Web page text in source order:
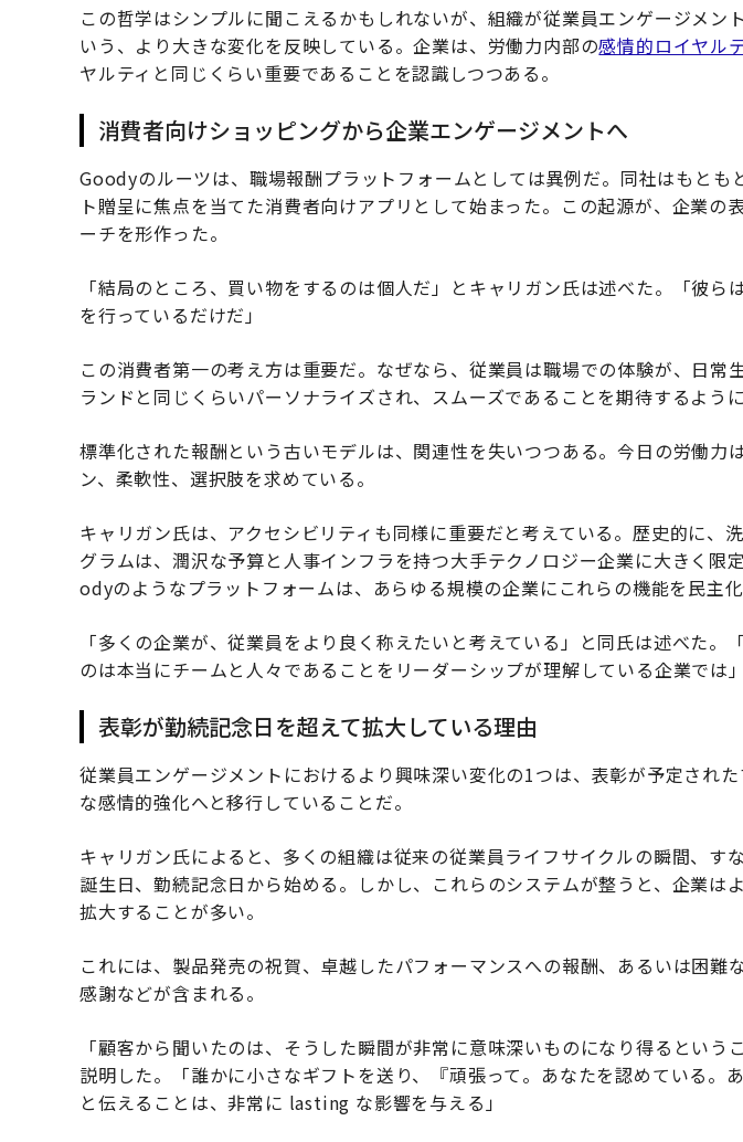
この哲学はシンプルに聞こえるかもしれないが、組織が従業員エンゲージメン
いう、より大きな変化を反映している。企業は、労働力内部の感情的ロイヤル
ヤルティと同じくらい重要であることを認識しつつある。
消費者向けショッピングから企業エンゲージメントへ
Goodyのルーツは、職場報酬プラットフォームとしては異例だ。同社はもとも
ト贈呈に焦点を当てた消費者向けアプリとして始まった。この起源が、企業の
ーチを形作った。
「結局のところ、買い物をするのは個人だ」とキャリガン氏は述べた。「彼ら
を行っているだけだ」
この消費者第一の考え方は重要だ。なぜなら、従業員は職場での体験が、日常
ランドと同じくらいパーソナライズされ、スムーズであることを期待するよう
標準化された報酬という古いモデルは、関連性を失いつつある。今日の労働力
ン、柔軟性、選択肢を求めている。
キャリガン氏は、アクセシビリティも同様に重要だと考えている。歴史的に、
グラムは、潤沢な予算と人事インフラを持つ大手テクノロジー企業に大きく限
odyのようなプラットフォームは、あらゆる規模の企業にこれらの機能を民主化
「多くの企業が、従業員をより良く称えたいと考えている」と同氏は述べた。
のは本当にチームと人々であることをリーダーシップが理解している企業では」
表彰が勤続記念日を超えて拡大している理由
従業員エンゲージメントにおけるより興味深い変化の1つは、表彰が予定され
な感情的強化へと移行していることだ。
キャリガン氏によると、多くの組織は従来の従業員ライフサイクルの瞬間、す
誕生日、勤続記念日から始める。しかし、これらのシステムが整うと、企業は
拡大することが多い。
これには、製品発売の祝賀、卓越したパフォーマンスへの報酬、あるいは困難
感謝などが含まれる。
「顧客から聞いたのは、そうした瞬間が非常に意味深いものになり得るという
説明した。「誰かに小さなギフトを送り、『頑張って。あなたを認めている。
と伝えることは、非常に lasting な影響を与える」